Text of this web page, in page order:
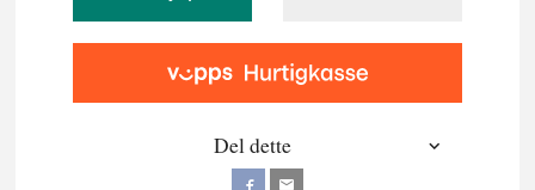
Del dette